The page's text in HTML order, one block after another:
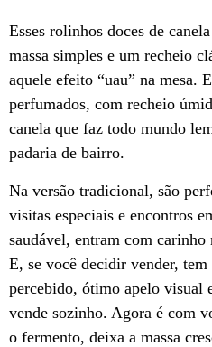
Esses rolinhos doces de
massa simples e um recheio
aquele efeito “uau” na mesa.
perfumados, com recheio
canela que faz todo mundo
padaria de bairro.
Na versão tradicional, são
visitas especiais e encontros
saudável, entram com
E, se você decidir vender,
percebido, ótimo apelo visual
vende sozinho. Agora é com
o fermento, deixa a massa